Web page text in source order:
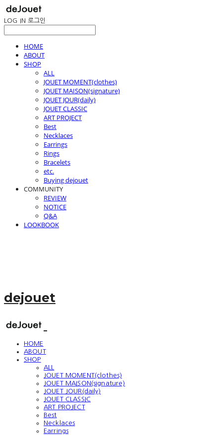
LOG IN 로그인
HOME
ABOUT
SHOP
ALL
JOUET MOMENT(clothes)
JOUET MAISON(signature)
JOUET JOUR(daily)
JOUET CLASSIC
ART PROJECT
Best
Necklaces
Earrings
Rings
Bracelets
etc.
Buying dejouet
COMMUNITY
REVIEW
NOTICE
Q&A
LOOKBOOK
dejouet
HOME
ABOUT
SHOP
ALL
JOUET MOMENT(clothes)
JOUET MAISON(signature)
JOUET JOUR(daily)
JOUET CLASSIC
ART PROJECT
Best
Necklaces
Earrings